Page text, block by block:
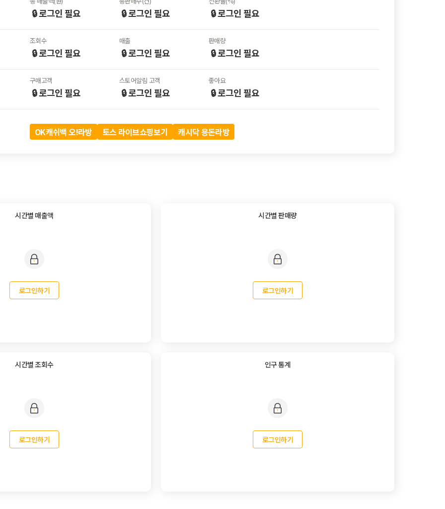
🔒 로그인 필요 🔒 로그인 필요 🔒 로그인 필요
조회수
🔒 로그인 필요
매출
🔒 로그인 필요
판매량
🔒 로그인 필요
구매고객
🔒 로그인 필요
스토어알림 고객
🔒 로그인 필요
좋아요
🔒 로그인 필요
OK캐쉬백 오!라방 토스 라이브쇼핑보기 캐시닥 용돈라방
시간별 매출액
로그인하기
시간별 판매량
로그인하기
시간별 조회수
로그인하기
인구 통계
로그인하기